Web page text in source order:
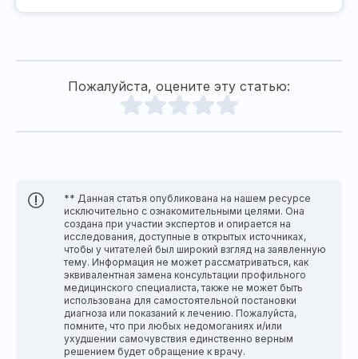
Пожалуйста, оцените эту статью:
** Данная статья опубликована на нашем ресурсе
исключительно с ознакомительными целями. Она
создана при участии экспертов и опирается на
исследования, доступные в открытых источниках,
чтобы у читателей был широкий взгляд на заявленную
тему. Информация не может рассматриваться, как
эквивалентная замена консультации профильного
медицинского специалиста, также не может быть
использована для самостоятельной постановки
диагноза или показаний к лечению. Пожалуйста,
помните, что при любых недомоганиях и/или
ухудшении самочувствия единственно верным
решением будет обращение к врачу.